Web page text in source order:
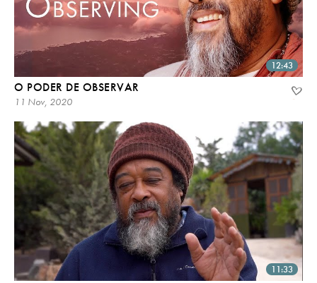
12:43
O PODER DE OBSERVAR
11 Nov, 2020
11:33